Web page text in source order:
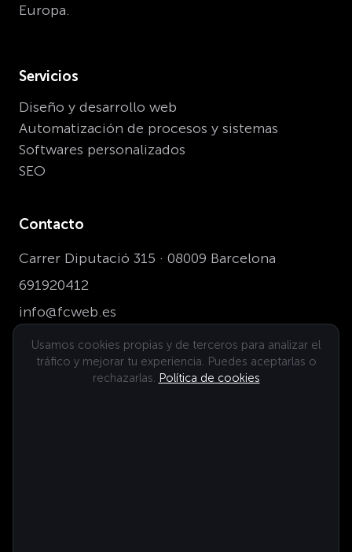
Europa.
Servicios
Diseño y desarrollo web
Automatización de procesos y sistemas
Softwares personalizados
SEO
Contacto
Carrer Diputació 315 · 08009 Barcelona
691920412
info@fcweb.es
Dónde estamos
Usamos cookies propias y de terceros para analizar el
tráfico y mejorar tu experiencia. Puedes aceptarlas o
rechazarlas. Política de cookies